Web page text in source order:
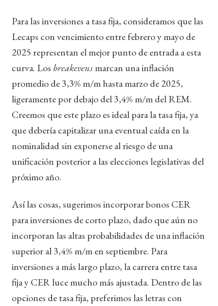
Para las inversiones a tasa fija, consideramos que las
Lecaps con vencimiento entre febrero y mayo de
2025 representan el mejor punto de entrada a esta
curva. Los breakevensmarcan una inflación
promedio de 3,3% m/m hasta marzo de 2025,
ligeramente por debajo del 3,4% m/m del REM.
Creemos que este plazo es ideal para la tasa fija, ya
que debería capitalizar una eventual caída en la
nominalidad sin exponerse al riesgo de una
unificación posterior a las elecciones legislativas del
próximo año.
Así las cosas, sugerimos incorporar bonos CER
para inversiones de corto plazo, dado que aún no
incorporan las altas probabilidades de una inflación
superior al 3,4% m/m en septiembre. Para
inversiones a más largo plazo, la carrera entre tasa
fija y CER luce mucho más ajustada. Dentro de las
opciones de tasa fija, preferimos las letras con